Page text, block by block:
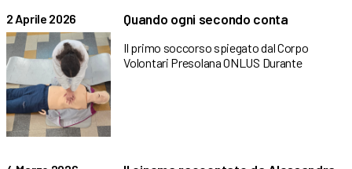
2 Aprile 2026 Quando ogni secondo conta
Il primo soccorso spiegato dal Corpo
Volontari Presolana ONLUS Durante